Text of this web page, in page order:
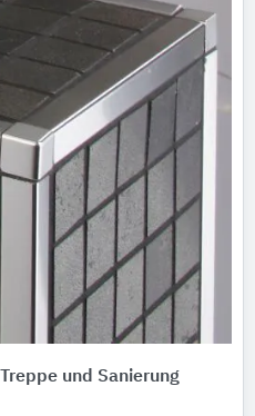
und Sanierung